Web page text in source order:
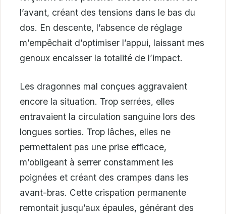
l’avant, créant des tensions dans le bas du
dos. En descente, l’absence de réglage
m’empêchait d’optimiser l’appui, laissant mes
genoux encaisser la totalité de l’impact.
Les dragonnes mal conçues aggravaient
encore la situation. Trop serrées, elles
entravaient la circulation sanguine lors des
longues sorties. Trop lâches, elles ne
permettaient pas une prise efficace,
m’obligeant à serrer constamment les
poignées et créant des crampes dans les
avant-bras. Cette crispation permanente
remontait jusqu’aux épaules, générant des